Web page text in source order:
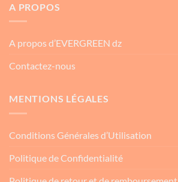
A PROPOS
A propos d’EVERGREEN dz
Contactez-nous
MENTIONS LÉGALES
Conditions Générales d’Utilisation
Politique de Confidentialité